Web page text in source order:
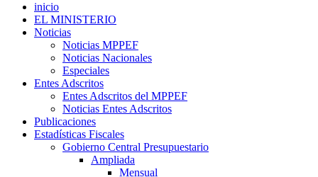
inicio
EL MINISTERIO
Noticias
Noticias MPPEF
Noticias Nacionales
Especiales
Entes Adscritos
Entes Adscritos del MPPEF
Noticias Entes Adscritos
Publicaciones
Estadísticas Fiscales
Gobierno Central Presupuestario
Ampliada
Mensual